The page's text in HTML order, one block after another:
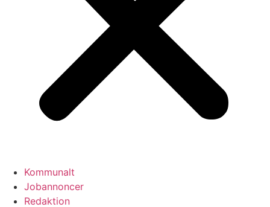
Kommunalt
Jobannoncer
Redaktion